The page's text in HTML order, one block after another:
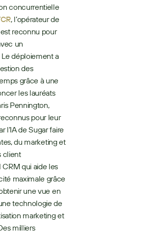
concurrentielle
, l’opérateur de
reconnu pour
un
Le déploiement a
des
grâce à une
les lauréats
Pennington,
pour leur
l’IA de Sugar faire
du marketing et
client
qui aide les
maximale grâce
une vue en
technologie de
marketing et
milliers